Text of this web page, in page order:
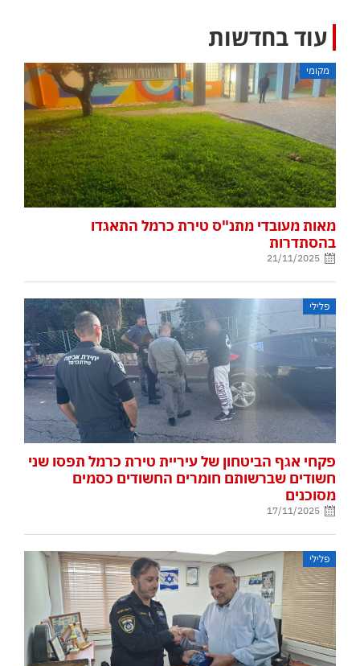
עוד בחדשות
מקומי
מאות מעובדי מתנ"ס טירת כרמל התאגדו
בהסתדרות
21/11/2025
פלילי
פקחי אגף הביטחון של עיריית טירת כרמל תפסו שני
חשודים שברשותם חומרים החשודים כסמים
מסוכנים
17/11/2025
פלילי